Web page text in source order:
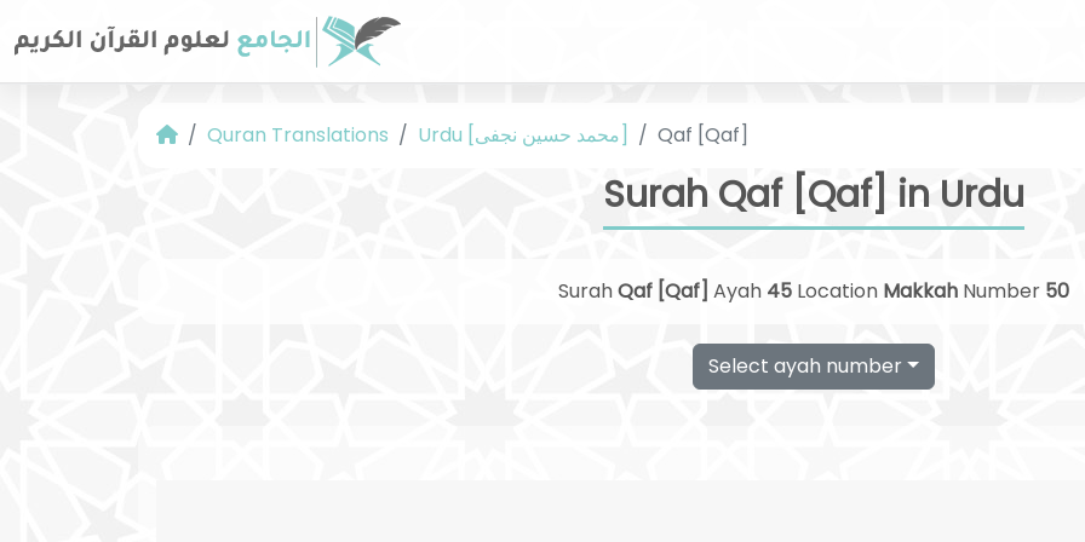
Quran Translations Urdu [محمد حسین نجفی] Qaf [Qaf]
Surah Qaf [Qaf] in Urdu
SurahQaf [Qaf] Ayah 45 Location Makkah Number 50
Select ayah number